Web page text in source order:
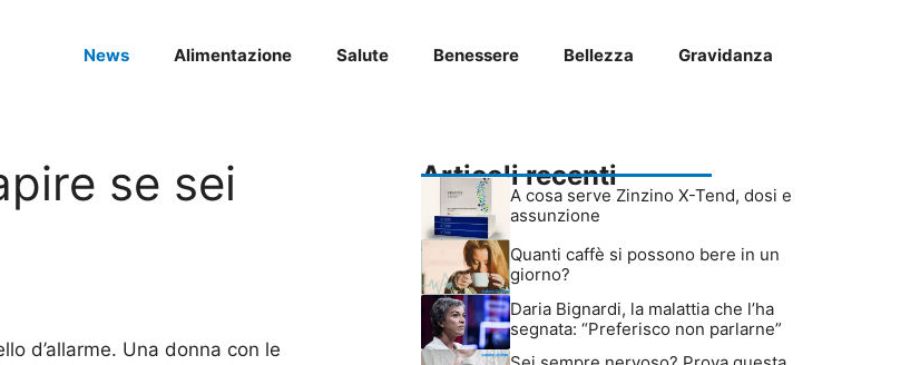
News Alimentazione Salute Benessere Bellezza Gravidanza
se sei
d’allarme. Una donna con le
Articoli recenti
A cosa serve Zinzino X-Tend, dosi e
assunzione
Quanti caffè si possono bere in un
giorno?
Daria Bignardi, la malattia che l’ha
segnata: “Preferisco non parlarne”